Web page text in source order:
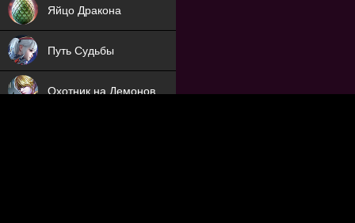
Яйцо Дракона
Путь Судьбы
NEW
Охотник на Демонов
ХИТ